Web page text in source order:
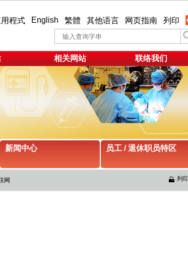
程式 English 繁體 其他语言 网页指南 列印
相关网站 联络我们
新闻中心 员工 / 退休职员特区
网 列印